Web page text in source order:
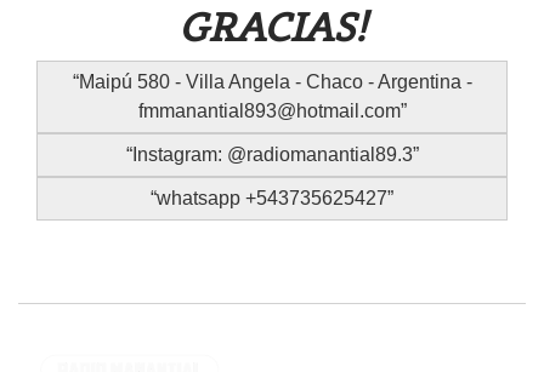
GRACIAS!
Maipú 580 - Villa Angela - Chaco - Argentina -
fmmanantial893@hotmail.com
Instagram: @radiomanantial89.3
whatsapp +543735625427